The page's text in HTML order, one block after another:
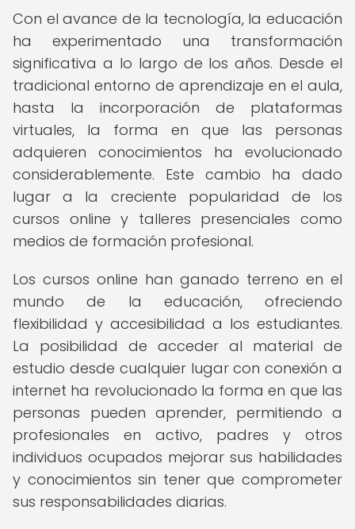
Con el avance de la tecnología, la educación
ha experimentado una transformación
significativa a lo largo de los años. Desde el
tradicional entorno de aprendizaje en el aula,
hasta la incorporación de plataformas
virtuales, la forma en que las personas
adquieren conocimientos ha evolucionado
considerablemente. Este cambio ha dado
lugar a la creciente popularidad de los
cursos online y talleres presenciales como
medios de formación profesional.
Los cursos online han ganado terreno en el
mundo de la educación, ofreciendo
flexibilidad y accesibilidad a los estudiantes.
La posibilidad de acceder al material de
estudio desde cualquier lugar con conexión a
internet ha revolucionado la forma en que las
personas pueden aprender, permitiendo a
profesionales en activo, padres y otros
individuos ocupados mejorar sus habilidades
y conocimientos sin tener que comprometer
sus responsabilidades diarias.